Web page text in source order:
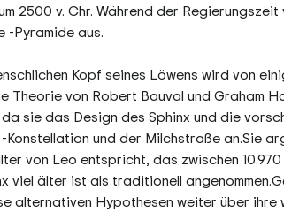
2500 v. Chr. Während der
-Pyramide aus.
Kopf seines Löwens wird von
Theorie von Robert Bauval und Graham
da sie das Design des Sphinx und die
und der Milchstraße an.Sie
von Leo entspricht, das zwischen 10.970
älter ist als traditionell
alternativen Hypothesen weiter über ihre